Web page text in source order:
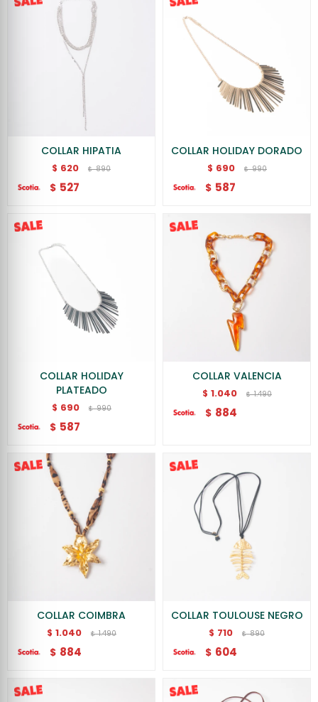
COLLAR HIPATIA
$ 620 $ 890
$ 527
COLLAR HOLIDAY DORADO
$ 690 $ 990
$ 587
COLLAR HOLIDAY
PLATEADO
$ 690 $ 990
$ 587
COLLAR VALENCIA
$ 1.040 $ 1.490
$ 884
COLLAR COIMBRA
$ 1.040 $ 1.490
$ 884
COLLAR TOULOUSE NEGRO
$ 710 $ 890
$ 604